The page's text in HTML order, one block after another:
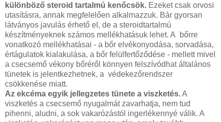
különböző steroid tartalmú kenőcsök. Ezeket csak orvosi
utasításra, annak megfelelően alkalmazzuk. Bár gyorsan
látványos javulás érhető el, de a steroidtartalmú
készítményeknek számos mellékhatásuk lehet. A bőrre
vonatkozó mellékhatásai - a bőr elvékonyodása, sorvadása,
értágulatok kialakulása, a bőr felülfertőződése - mellett mivel
a csecsemő vékony bőréről könnyen felszívódhat általános
tünetek is jelentkezhetnek, a védekezőrendszer
csökkenése miatt.
Az ekcéma egyik jellegzetes tünete a viszketés.A
viszketés a csecsemő nyugalmát zavarhatja, nem tud
pihenni, aludni, a sok vakarózástól ingerlékennyé válik. A